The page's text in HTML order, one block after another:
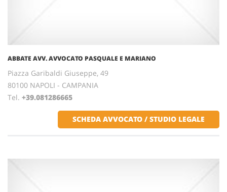
ABBATE AVV. AVVOCATO PASQUALE E MARIANO
Piazza Garibaldi Giuseppe, 49
80100 NAPOLI - CAMPANIA
Tel. +39.081286665
SCHEDA AVVOCATO / STUDIO LEGALE